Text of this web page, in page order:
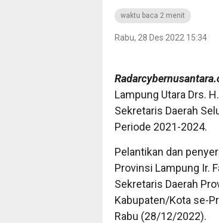
waktu baca 2 menit
Rabu, 28 Des 2022 15:34
Lampung Utara Drs.
Sekretaris Daerah
Periode 2021-2024.
Pelantikan dan
Provinsi Lampung Ir.
Sekretaris Daerah
Kabupaten/Kota se-
Rabu (28/12/2022).